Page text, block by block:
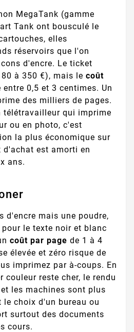
MegaTank (gamme
Tank ont bousculé le
elles
réservoirs que l'on
d'encre. Le ticket
à 350 €), mais le coût
0,5 et 3 centimes. Un
des milliers de pages.
télétravailleur qui imprime
ou en photo, c'est
la plus économique sur
d'achat est amorti en
ans.
d'encre mais une poudre,
le texte noir et blanc
coût par page de 1 à 4
élevée et zéro risque de
imprimez par à-coups. En
couleur reste cher, le rendu
les machines sont plus
le choix d'un bureau ou
surtout des documents
cours.